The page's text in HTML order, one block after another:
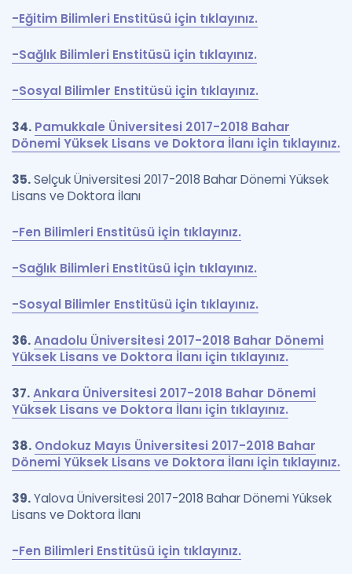
-Eğitim Bilimleri Enstitüsü için tıklayınız.
-Sağlık Bilimleri Enstitüsü için tıklayınız.
-Sosyal Bilimler Enstitüsü için tıklayınız.
34. Pamukkale Üniversitesi 2017-2018 Bahar
Dönemi Yüksek Lisans ve Doktora İlanı için tıklayınız.
35.Selçuk Üniversitesi 2017-2018 Bahar Dönemi Yüksek
Lisans ve Doktora İlanı
-Fen Bilimleri Enstitüsü için tıklayınız.
-Sağlık Bilimleri Enstitüsü için tıklayınız.
-Sosyal Bilimler Enstitüsü için tıklayınız.
36.Anadolu Üniversitesi 2017-2018 Bahar Dönemi
Yüksek Lisans ve Doktora İlanı için tıklayınız.
37.Ankara Üniversitesi 2017-2018 Bahar Dönemi
Yüksek Lisans ve Doktora İlanı için tıklayınız.
38. Ondokuz Mayıs Üniversitesi 2017-2018 Bahar
Dönemi Yüksek Lisans ve Doktora İlanı için tıklayınız.
39.Yalova Üniversitesi 2017-2018 Bahar Dönemi Yüksek
Lisans ve Doktora İlanı
-Fen Bilimleri Enstitüsü için tıklayınız.